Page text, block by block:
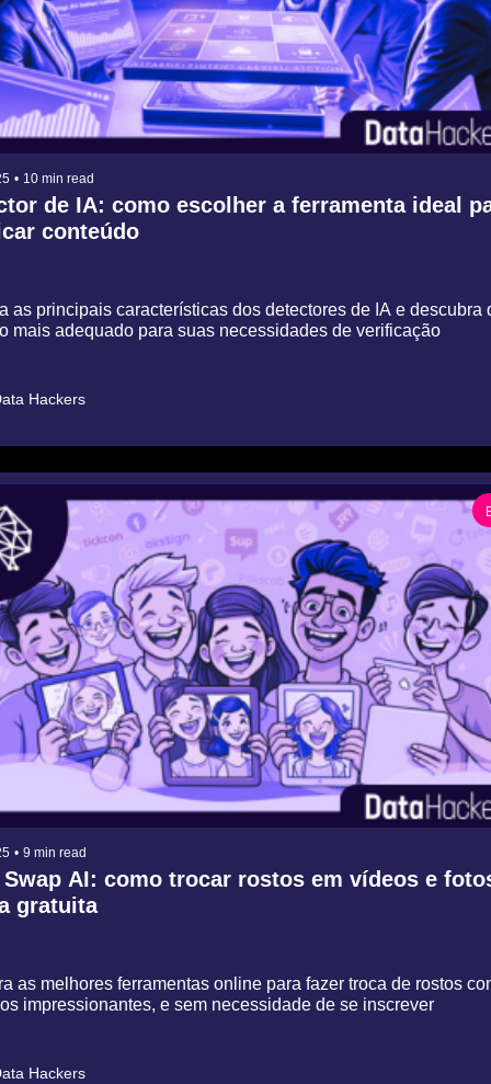
• 10 min read
de IA: como escolher a ferramenta ideal
conteúdo
as principais características dos detectores de IA e descubra
mais adequado para suas necessidades de verificação
Hackers
• 9 min read
Swap AI: como trocar rostos em vídeos e
gratuita
as melhores ferramentas online para fazer troca de rostos
impressionantes, e sem necessidade de se inscrever
Hackers